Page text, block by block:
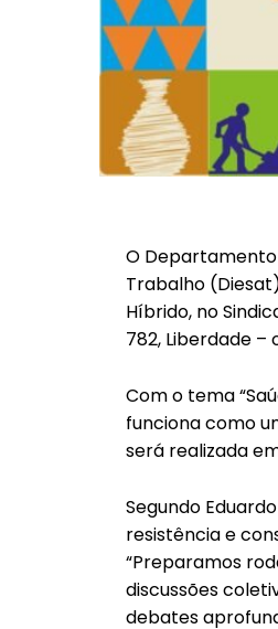
O Departamento
Trabalho
Híbrido, no
782, Liberdade –
Com o tema
funciona como
será realizada
Segundo
resistência e
“Preparamos
discussões
debates